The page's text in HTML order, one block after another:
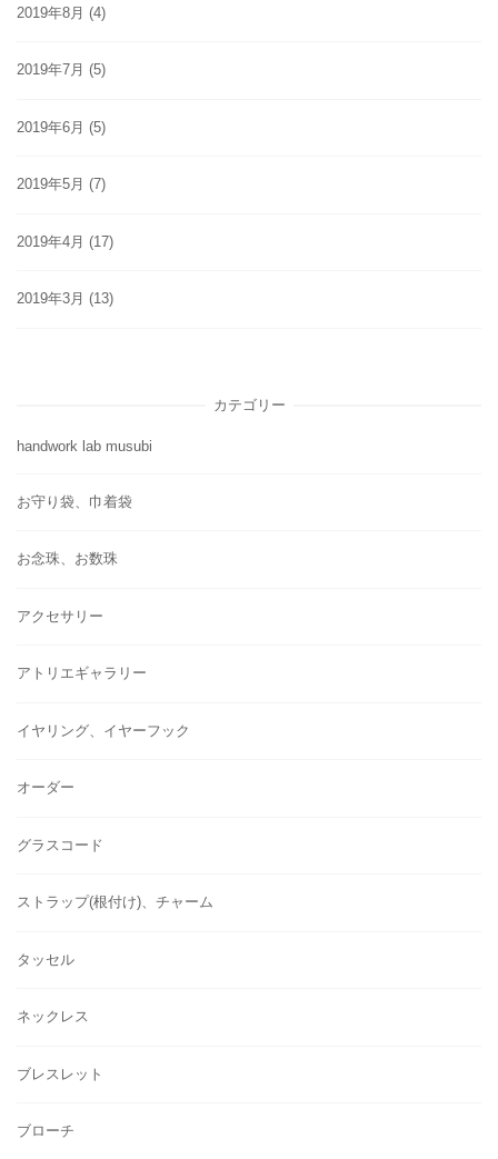
2019年8月 (4)
2019年7月 (5)
2019年6月 (5)
2019年5月 (7)
2019年4月 (17)
2019年3月 (13)
カテゴリー
handwork lab musubi
お守り袋、巾着袋
お念珠、お数珠
アクセサリー
アトリエギャラリー
イヤリング、イヤーフック
オーダー
グラスコード
ストラップ(根付け)、チャーム
タッセル
ネックレス
ブレスレット
ブローチ